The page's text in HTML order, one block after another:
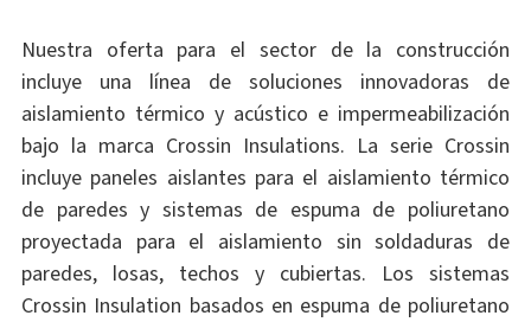
Nuestra oferta para el sector de la construcción
incluye una línea de soluciones innovadoras de
aislamiento térmico y acústico e impermeabilización
bajo la marca Crossin Insulations. La serie Crossin
incluye paneles aislantes para el aislamiento térmico
de paredes y sistemas de espuma de poliuretano
proyectada para el aislamiento sin soldaduras de
paredes, losas, techos y cubiertas. Los sistemas
Crossin Insulation basados ​​en espuma de poliuretano